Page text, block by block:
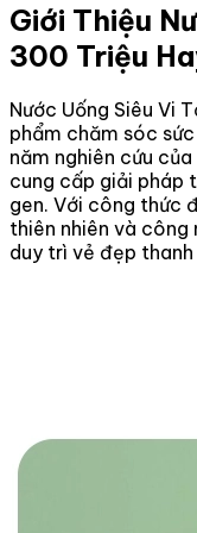
Giới Thiệu
300 Triệu
Nước Uống Siêu Vi
phẩm chăm sóc
năm nghiên cứu
cung cấp giải pháp
gen. Với công thức
thiên nhiên và công
duy trì vẻ đẹp